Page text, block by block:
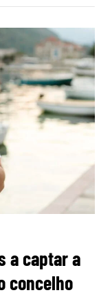
a captar a
concelho